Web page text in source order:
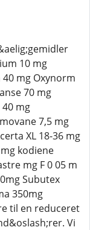
10 mg
mg Oxynorm
70 mg
mg
7,5 mg
XL 18-36 mg
kodiene
mg F 0 05 m
Subutex
350mg
til en reduceret
Vi